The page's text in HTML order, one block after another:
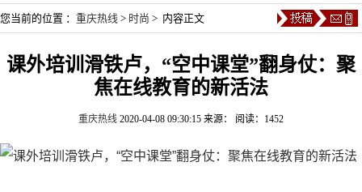
您当前的位置 ： 重庆热线 > 时尚 > 内容正文
课外培训滑铁卢，“空中课堂”翻身仗：聚
焦在线教育的新活法
重庆热线 2020-04-08 09:30:15 来源： 阅读：1452